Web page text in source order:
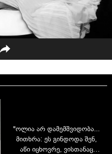
"ოლია არ დამემშვიდობა...
მითხრა: ეს გინდოდა შენ,
აწი იცხოვრე, ვისთანაც